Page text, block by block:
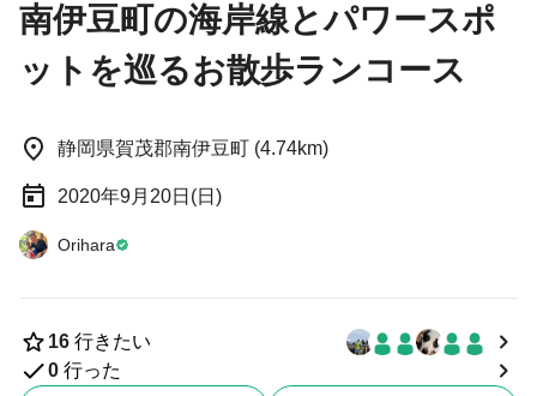
南伊豆町の海岸線とパワースポ
ットを巡るお散歩ランコース
静岡県賀茂郡南伊豆町 (4.74km)
2020年9月20日(日)
Orihara
16 行きたい
0 行った